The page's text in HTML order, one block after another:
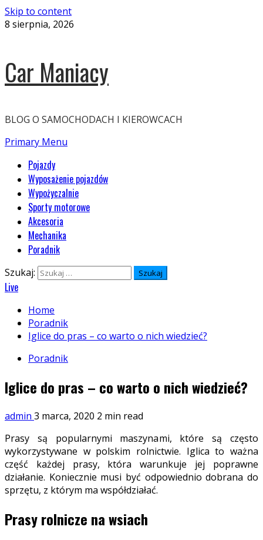
Skip to content
8 sierpnia, 2026
Car Maniacy
BLOG O SAMOCHODACH I KIEROWCACH
Primary Menu
Pojazdy
Wyposażenie pojazdów
Wypożyczalnie
Sporty motorowe
Akcesoria
Mechanika
Poradnik
Szukaj:
Live
Home
Poradnik
Iglice do pras – co warto o nich wiedzieć?
Poradnik
Iglice do pras – co warto o nich wiedzieć?
admin 3 marca, 2020 2 min read
Prasy są popularnymi maszynami, które są często
wykorzystywane w polskim rolnictwie. Iglica to ważna
część każdej prasy, która warunkuje jej poprawne
działanie. Koniecznie musi być odpowiednio dobrana do
sprzętu, z którym ma współdziałać.
Prasy rolnicze na wsiach